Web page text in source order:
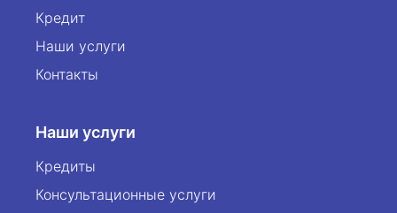
Кредит
Наши услуги
Контакты
Наши услуги
Кредиты
Консультационные услуги